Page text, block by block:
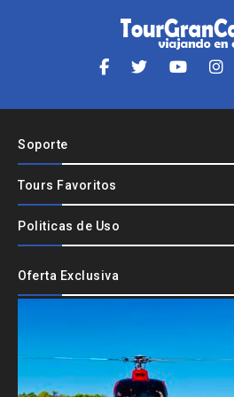
Soporte
Tours Favoritos
Politicas de Uso
Oferta Exclusiva